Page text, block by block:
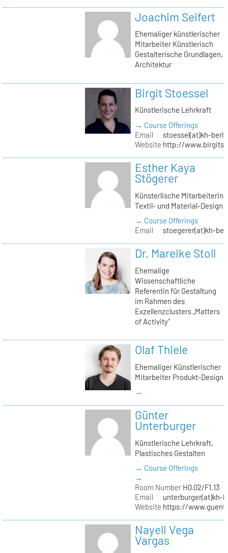
Joachim Seifert
Ehemaliger künstlerischer
Mitarbeiter Künstlerisch
Gestalterische Grundlagen,
Architektur
Birgit Stoessel
Künstlerische Lehrkraft
→ Course Offerings
Email
stoessel(at)kh-
Website http://
Esther Kaya
Stögerer
Künsterlische Mitarbeiterin
Textil- und Material-Design
→ Course Offerings
Email
stoegerer(at)kh-
Dr. Mareike Stoll
Ehemalige
Wissenschaftliche
Referentin für Gestaltung
im Rahmen des
Exzellenzclusters „Matters
of Activity“
Olaf Thiele
Ehemaliger Künstlerischer
Mitarbeiter Produkt-Design
→
Günter
Unterburger
Künstlerische Lehrkraft,
Plastisches Gestalten
→ Course Offerings
→
Room NumberH0.02/F1.13
Email
unterburger(at)kh-
Website https://
Nayeli Vega
Vargas